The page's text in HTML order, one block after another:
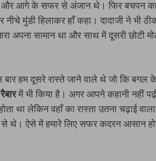
थे और आगे के सफर से अंजान थे। फिर बचपन
मुंडी हिलाकर हाँ कहा। दादाजी ने भी
अपना सामान था और साथ में दूसरी छोटी
हम दूसरे रास्ते जाने वाले थे जो कि बगल
रैबारमें भी किया है। अगर आपने कहानी नहीं
था लेकिन वहाँ का रास्ता उतना चढ़ाई वाला
से थे। ऐसे में हमारे लिए सफर कदरन आसान